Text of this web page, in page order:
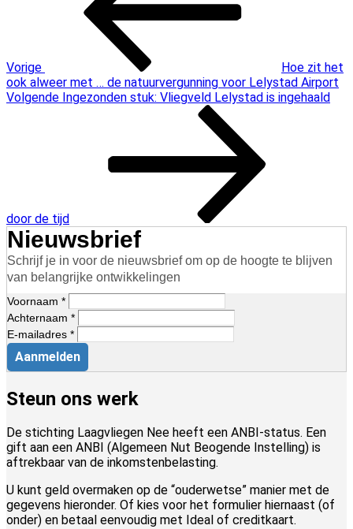
Vorige
Hoe zit het
ook alweer met … de natuurvergunning voor Lelystad Airport
Volgend
Volgende Ingezonden stuk: Vliegveld Lelystad is ingehaald
door de tijd
Nieuwsbrief
Schrijf je in voor de nieuwsbrief om op de hoogte te blijven
van belangrijke ontwikkelingen
Voornaam *
Achternaam *
E-mailadres *
Aanmelden
Steun ons werk
De stichting Laagvliegen Nee heeft een ANBI-status. Een
gift aan een ANBI (Algemeen Nut Beogende Instelling) is
aftrekbaar van de inkomstenbelasting.
U kunt geld overmaken op de “ouderwetse” manier met de
gegevens hieronder. Of kies voor het formulier hiernaast (of
onder) en betaal eenvoudig met Ideal of creditkaart.